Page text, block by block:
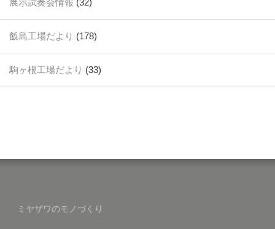
飯島工場だより (178)
駒ヶ根工場だより (33)
ミヤザワのモノづくり